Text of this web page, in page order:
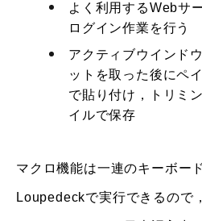
よく利用するWebサ
ログイン作業を行う
アクティブウインド
ットを取った後にペ
で貼り付け，トリミ
イルで保存
マクロ機能は一連のキーボー
Loupedeckで実行できるので